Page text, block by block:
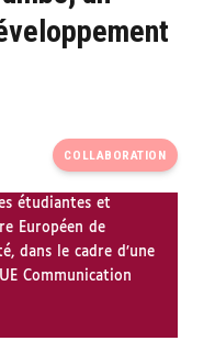
COLLABORATION
étudiantes et
Européen de
dans le cadre d’une
Communication